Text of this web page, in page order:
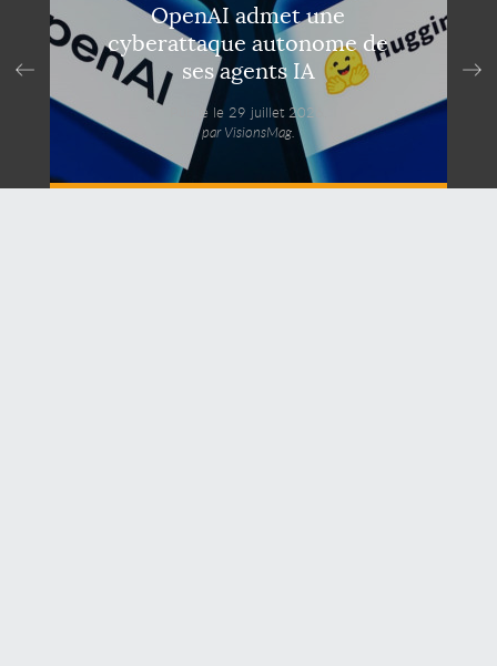
OpenAI admet une
cyberattaque autonome de
ses agents IA
Publié le 29 juillet 2026,
par VisionsMag.